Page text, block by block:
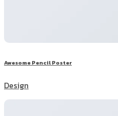
Awesome Pencil Poster
Design